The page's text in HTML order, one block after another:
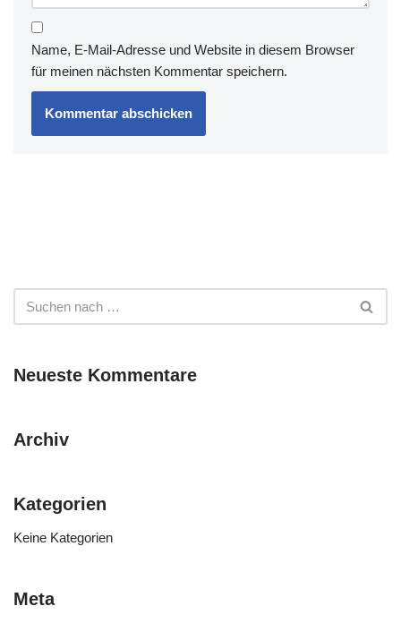
Name, E-Mail-Adresse und Website in diesem Browser
für meinen nächsten Kommentar speichern.
Neueste Kommentare
Archiv
Kategorien
Keine Kategorien
Meta